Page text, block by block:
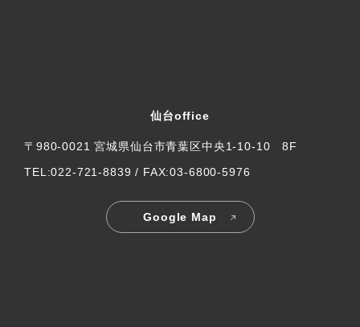
仙台office
〒980-0021 宮城県仙台市青葉区中央1-10-10 8F
TEL:022-721-8839 / FAX:03-6800-5976
Google Map